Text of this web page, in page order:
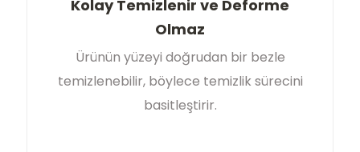
Kolay Temizlenir ve Deforme
Olmaz
Ürünün yüzeyi doğrudan bir bezle
temizlenebilir, böylece temizlik sürecini
basitleştirir.